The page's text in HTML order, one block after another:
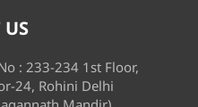
: 233-234 1st Floor,
24, Rohini Delhi